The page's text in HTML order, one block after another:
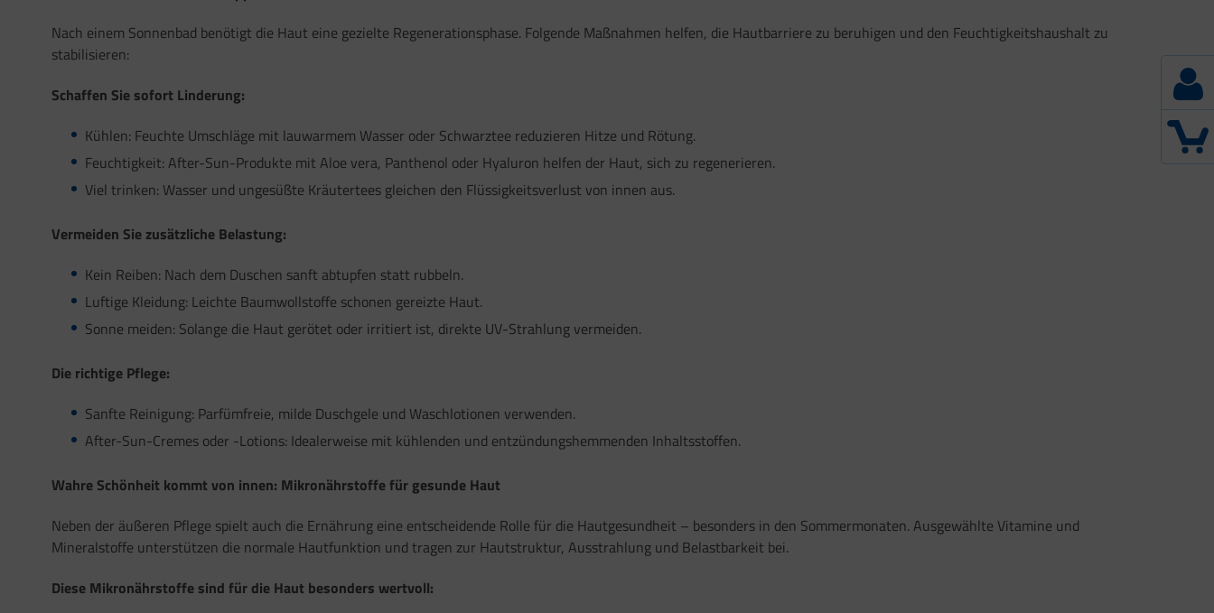
Nach einem Sonnenbad benötigt die Haut eine gezielte Regenerationsphase. Folgende Maßnahmen helfen, die Hautbarriere zu beruhigen und den Feuchtigkeitshaushalt zu
stabilisieren:
Schaffen Sie sofort Linderung:
Kühlen: Feuchte Umschläge mit lauwarmem Wasser oder Schwarztee reduzieren Hitze und Rötung.
Feuchtigkeit: After-Sun-Produkte mit Aloe vera, Panthenol oder Hyaluron helfen der Haut, sich zu regenerieren.
Viel trinken: Wasser und ungesüßte Kräutertees gleichen den Flüssigkeitsverlust von innen aus.
Vermeiden Sie zusätzliche Belastung:
Kein Reiben: Nach dem Duschen sanft abtupfen statt rubbeln.
Luftige Kleidung: Leichte Baumwollstoffe schonen gereizte Haut.
Sonne meiden: Solange die Haut gerötet oder irritiert ist, direkte UV-Strahlung vermeiden.
Die richtige Pflege:
Sanfte Reinigung: Parfümfreie, milde Duschgele und Waschlotionen verwenden.
After-Sun-Cremes oder -Lotions: Idealerweise mit kühlenden und entzündungshemmenden Inhaltsstoffen.
Wahre Schönheit kommt von innen: Mikronährstoffe für gesunde Haut
Neben der äußeren Pflege spielt auch die Ernährung eine entscheidende Rolle für die Hautgesundheit – besonders in den Sommermonaten. Ausgewählte Vitamine und
Mineralstoffe unterstützen die normale Hautfunktion und tragen zur Hautstruktur, Ausstrahlung und Belastbarkeit bei.
Diese Mikronährstoffe sind für die Haut besonders wertvoll: